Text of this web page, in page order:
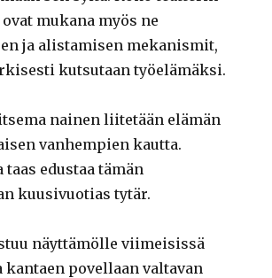
mukana myös ne
ja alistamisen mekanismit,
kutsutaan työelämäksi.
nainen liitetään elämän
vanhempien kautta.
edustaa tämän
kuusivuotias tytär.
näyttämölle viimeisissä
povellaan valtavan